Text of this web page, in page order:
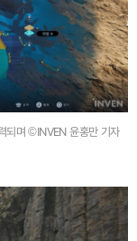
되며 ©INVEN 윤홍만 기자